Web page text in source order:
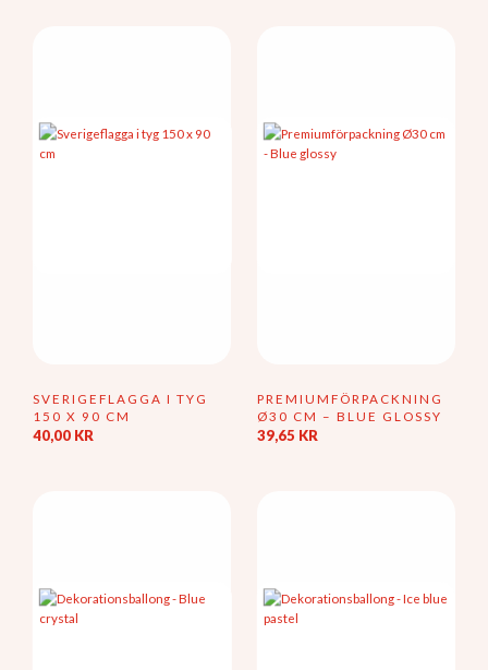
SVERIGEFLAGGA I TYG
150 X 90 CM
40,00 KR
PREMIUMFÖRPACKNING
Ø30 CM – BLUE GLOSSY
39,65 KR